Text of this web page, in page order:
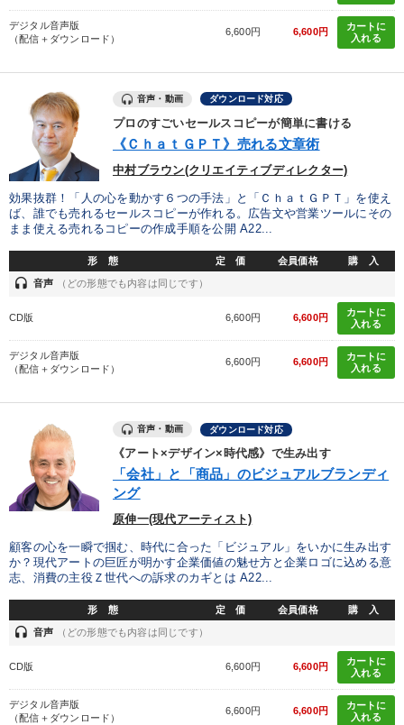
デジタル音声版
（配信＋ダウンロード）
6,600円 6,600円
カートに
入れる
音声・動画 ダウンロード対応
プロのすごいセールスコピーが簡単に書ける
《ＣｈａｔＧＰＴ》売れる文章術
中村ブラウン(クリエイティブディレクター)
効果抜群！「人の心を動かす６つの手法」と「ＣｈａｔＧＰＴ」を使え
ば、誰でも売れるセールスコピーが作れる。広告文や営業ツールにその
まま使える売れるコピーの作成手順を公開 A22...
形 態 定 価 会員価格 購 入
headset 音声 （どの形態でも内容は同じです）
CD版 6,600円 6,600円
カートに
入れる
デジタル音声版
（配信＋ダウンロード）
6,600円 6,600円
カートに
入れる
音声・動画 ダウンロード対応
《アート×デザイン×時代感》で生み出す
「会社」と「商品」のビジュアルブランディ
ング
原伸一(現代アーティスト)
顧客の心を一瞬で掴む、時代に合った「ビジュアル」をいかに生み出す
か？現代アートの巨匠が明かす企業価値の魅せ方と企業ロゴに込める意
志、消費の主役Ｚ世代への訴求のカギとは A22...
形 態 定 価 会員価格 購 入
headset 音声 （どの形態でも内容は同じです）
CD版 6,600円 6,600円
カートに
入れる
デジタル音声版
（配信＋ダウンロード）
6,600円 6,600円
カートに
入れる